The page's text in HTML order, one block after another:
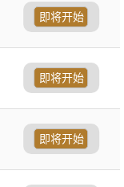
即将开始
即将开始
即将开始